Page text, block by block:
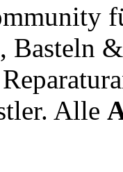
Basteln
Alle